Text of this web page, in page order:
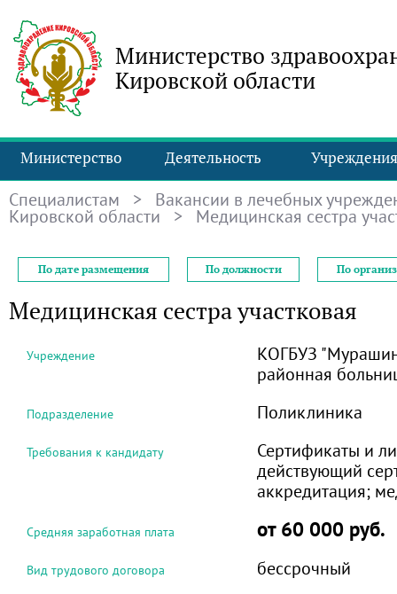
Министерство
Кировской области
Министерство Деятельность Учреждения
Специалистам > Вакансии в лечебных
Кировской области > Медицинская сестра
По дате размещения По должности По
Медицинская сестра участковая
Учреждение
КОГБУЗ
районная
Подразделение Поликлиника
Требования к кандидату
Сертификаты и
действующий
аккредитация;
Средняя заработная плата от 60 000 руб.
Вид трудового договора бессрочный